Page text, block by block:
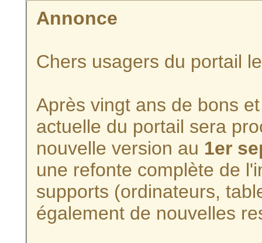
Annonce
Chers usagers du portail
Après vingt ans de bons
actuelle du portail sera
nouvelle version au 1er
une refonte complète de
supports (ordinateurs,
également de nouvelles